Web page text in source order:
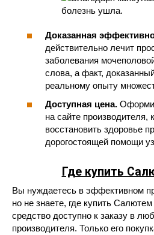
Доказанная
действительно лечит
заболевания
слова, а факт,
реальному опыту
Доступная цена.
на сайте
восстановить здоровье
дорогостоящей помощи
Где купить
Вы нуждаетесь в эффективном
но не знаете, где купить
средство доступно к заказу в
производителя. Только его